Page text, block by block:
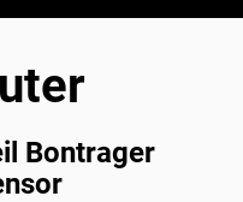
Bontrager